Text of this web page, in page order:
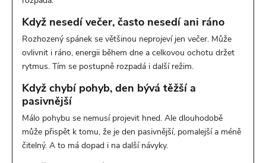
Když nesedí večer, často nesedí ani ráno
Rozhozený spánek se většinou neprojeví jen večer. Může
ovlivnit i ráno, energii během dne a celkovou ochotu držet
rytmus. Tím se postupně rozpadá i další režim.
Když chybí pohyb, den bývá těžší a
pasivnější
Málo pohybu se nemusí projevit hned. Ale dlouhodobě
může přispět k tomu, že je den pasivnější, pomalejší a méně
čitelný. A to má dopad i na další návyky.